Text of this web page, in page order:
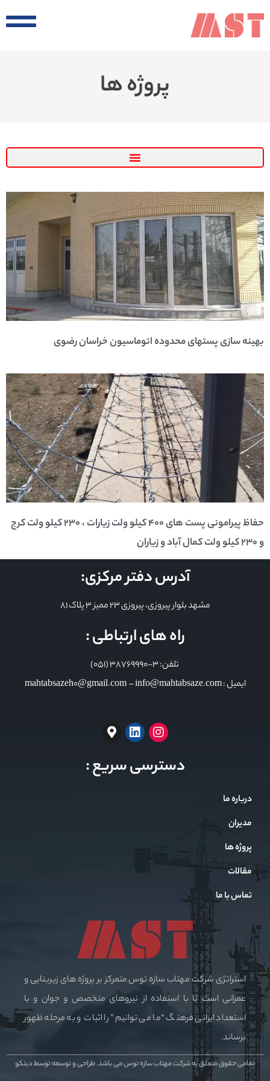
پروژه ها
بهینه سازی پستهای محدوده اتوماسیون خراسان رضوی
حفاظ پیرامونی پست های 400 کیلو ولت زیارات ، 230 کیلو ولت کرج
و 230 کیلو ولت کمال آباد و زیاران
آدرس دفتر مرکزی:
مشهد بلوار پیروزی، پیروزی 23 ممیز 3 پلاک 81
راه های ارتباطی :
تلفن: 3-38769990 (051)
ایمیل : mahtabsazeh0@gmail.com – info@mahtabsaze.com
دسترسی سریع :
درباره ما
مدیران
پروژه ها
مقالات
تماس با ما
استراتژی شرکت مهتاب سازه توس متمرکز بر پروژه های زیربنایی و
عمرانی است تا با استفاده از نیروهای متخصص و جوان و با
استعداد ایرانی فرهنگ “ما می توانیم” را اثبات و به مرحله ظهور
برساند.
تمامی حقوق متعلق به شرکت مهتاب سازه توس می باشد.طراحی و توسعه توسط دیتکو